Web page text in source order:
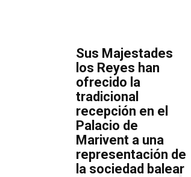
​Sus Majestades
los Reyes han
ofrecido la
tradicional
recepción en el
Palacio de
Marivent​ a una
representación de
la sociedad balear